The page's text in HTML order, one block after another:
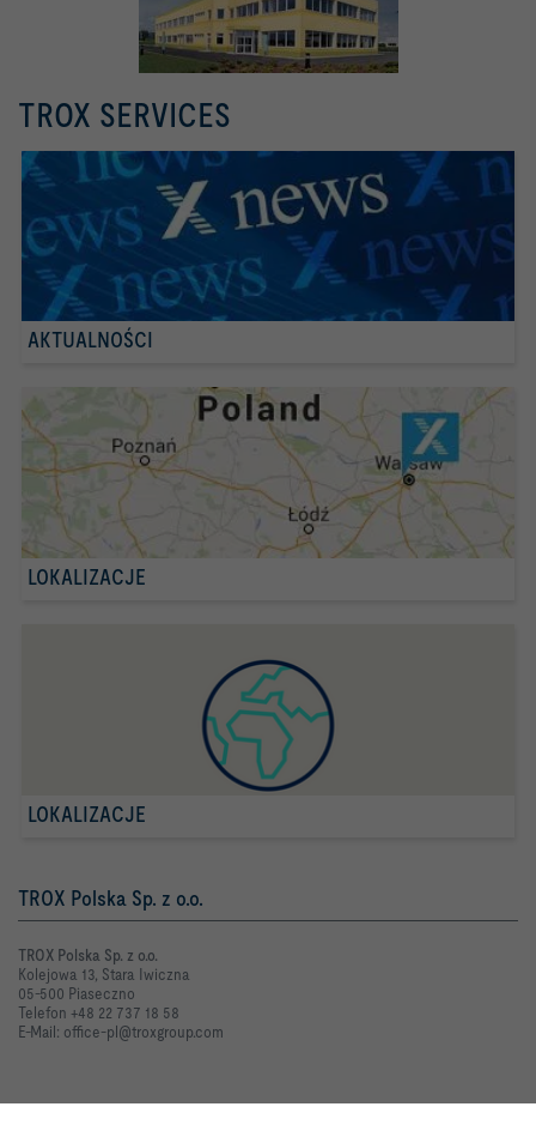
TROX SERVICES
AKTUALNOŚCI
LOKALIZACJE
LOKALIZACJE
TROX Polska Sp. z o.o.
TROX Polska Sp. z o.o.
Kolejowa 13, Stara Iwiczna
05-500 Piaseczno
Telefon +48 22 737 18 58
E-Mail: office-pl@troxgroup.com